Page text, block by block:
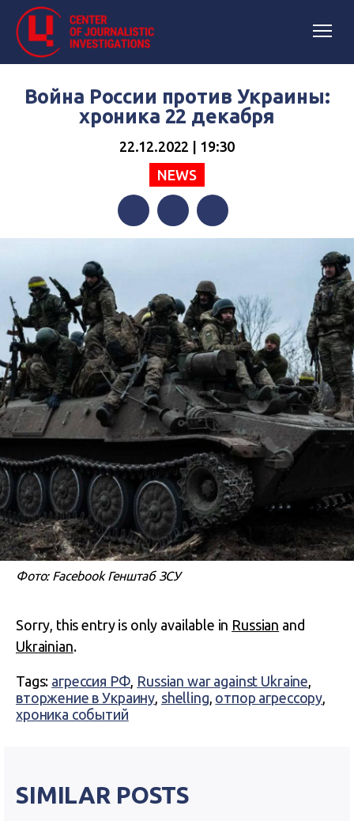
Война России против Украины:
хроника 22 декабря
22.12.2022 | 19:30
NEWS
FacebookTwitterTelegram
Фото: Facebook Генштаб ЗСУ
Sorry, this entry is only available in Russian and
Ukrainian.
Tags: агрессия РФ, Russian war against Ukraine,
вторжение в Украину, shelling, отпор агрессору,
хроника событий
SIMILAR POSTS